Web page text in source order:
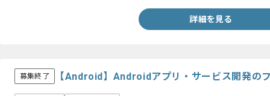
詳細を見る
募集終了 【Android】Androidアプリ・サービス開発の